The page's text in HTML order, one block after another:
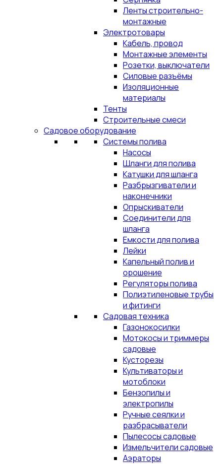
Ленты строительно-
монтажные
Электротовары
Кабель, провод
Монтажные элементы
Розетки, выключатели
Силовые разъёмы
Изоляционные
материалы
Тенты
Строительные смеси
Садовое оборудование
Системы полива
Насосы
Шланги для полива
Катушки для шланга
Разбрызгиватели и
наконечники
Опрыскиватели
Соединители для
шланга
Емкости для полива
Лейки
Капельный полив и
орошение
Регуляторы полива
Полиэтиленовые трубы
и фитинги
Садовая техника
Газонокосилки
Мотокосы и триммеры
садовые
Кусторезы
Культиваторы и
мотоблоки
Бензопилы и
электропилы
Ручные сеялки и
разбрасыватели
Пылесосы садовые
Измельчители садовые
Аэраторы